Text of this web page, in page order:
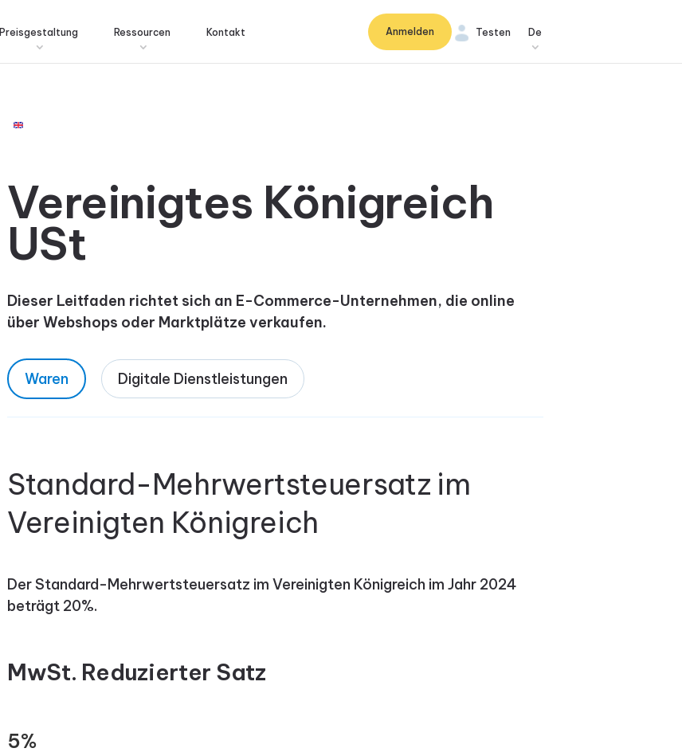
Preisgestaltung Ressourcen Kontakt De
Testen
Anmelden
Vereinigtes Königreich
USt
Dieser Leitfaden richtet sich an E-Commerce-Unternehmen, die online
über Webshops oder Marktplätze verkaufen.
Waren Digitale Dienstleistungen
Standard-Mehrwertsteuersatz im
Vereinigten Königreich
Der Standard-Mehrwertsteuersatz im Vereinigten Königreich im Jahr 2024
beträgt 20%.
MwSt. Reduzierter Satz
5%